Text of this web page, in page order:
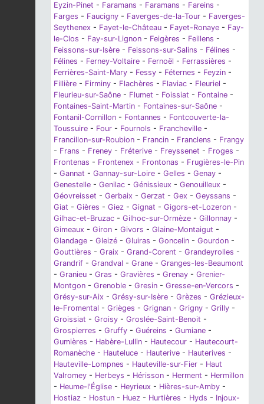
Eyzin-Pinet - Faramans - Faramans - Fareins -
Farges - Faucigny - Faverges-de-la-Tour - Faverges-
Seythenex - Fayet-le-Château - Fayet-Ronaye - Fay-
le-Clos - Fay-sur-Lignon - Feigères - Feillens -
Feissons-sur-Isère - Feissons-sur-Salins - Félines -
Félines - Ferney-Voltaire - Fernoël - Ferrassières -
Ferrières-Saint-Mary - Fessy - Féternes - Feyzin -
Fillière - Firminy - Flachères - Flaviac - Fleuriel -
Fleurieu-sur-Saône - Flumet - Foissiat - Fontaine -
Fontaines-Saint-Martin - Fontaines-sur-Saône -
Fontanil-Cornillon - Fontannes - Fontcouverte-la-
Toussuire - Four - Fournols - Francheville -
Francillon-sur-Roubion - Francin - Franclens - Frangy
- Frans - Freney - Fréterive - Freyssenet - Froges -
Frontenas - Frontenex - Frontonas - Frugières-le-Pin
- Gannat - Gannay-sur-Loire - Gelles - Genay -
Genestelle - Genilac - Génissieux - Genouilleux -
Géovreisset - Gerbaix - Gerzat - Gex - Geyssans -
Giat - Gières - Giez - Gignat - Gigors-et-Lozeron -
Gilhac-et-Bruzac - Gilhoc-sur-Ormèze - Gillonnay -
Gimeaux - Giron - Givors - Glaine-Montaigut -
Glandage - Gleizé - Gluiras - Goncelin - Gourdon -
Gouttières - Graix - Grand-Corent - Grandeyrolles -
Grandrif - Grandval - Grane - Granges-les-Beaumont
- Granieu - Gras - Gravières - Grenay - Grenier-
Montgon - Grenoble - Gresin - Gresse-en-Vercors -
Grésy-sur-Aix - Grésy-sur-Isère - Grèzes - Grézieux-
le-Fromental - Grièges - Grignan - Grigny - Grilly -
Groissiat - Groisy - Groslée-Saint-Benoit -
Grospierres - Gruffy - Guéreins - Gumiane -
Gumières - Habère-Lullin - Hautecour - Hautecourt-
Romanèche - Hauteluce - Hauterive - Hauterives -
Hauteville-Lompnes - Hauteville-sur-Fier - Haut
Valromey - Herbeys - Hérisson - Herment - Hermillon
- Heume-l'Église - Heyrieux - Hières-sur-Amby -
Hostiaz - Hostun - Huez - Hurtières - Hyds - Injoux-